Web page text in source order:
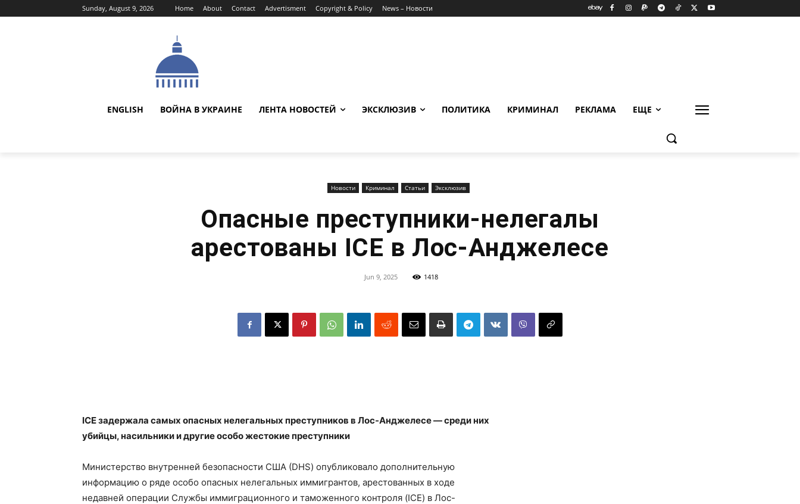
Sunday, August 9, 2026 Home About Contact Advertisment Copyright & Policy News – Новости
ENGLISH ВОЙНА В УКРАИНЕ ЛЕНТА НОВОСТЕЙ ЭКСКЛЮЗИВ ПОЛИТИКА КРИМИНАЛ РЕКЛАМА ЕЩЕ
Новости Криминал Статьи Эксклюзив
Опасные преступники-нелегалы
арестованы ICE в Лос-Анджелесе
Jun 9, 2025 1418
ICE задержала самых опасных нелегальных преступников в Лос-Анджелесе — среди них
убийцы, насильники и другие особо жестокие преступники
Министерство внутренней безопасности США (DHS) опубликовало дополнительную
информацию о ряде особо опасных нелегальных иммигрантов, арестованных в ходе
недавней операции Службы иммиграционного и таможенного контроля (ICE) в Лос-